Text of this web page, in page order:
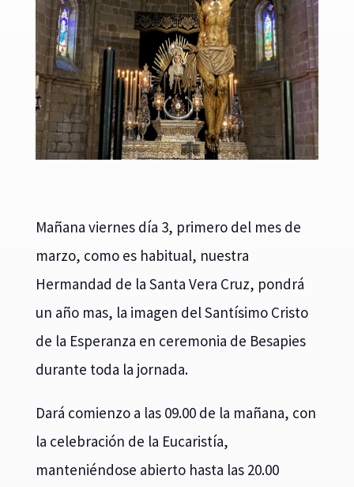
Mañana viernes día 3, primero del mes de
marzo, como es habitual, nuestra
Hermandad de la Santa Vera Cruz, pondrá
un año mas, la imagen del Santísimo Cristo
de la Esperanza en ceremonia de Besapies
durante toda la jornada.
Dará comienzo a las 09.00 de la mañana, con
la celebración de la Eucaristía,
manteniéndose abierto hasta las 20.00